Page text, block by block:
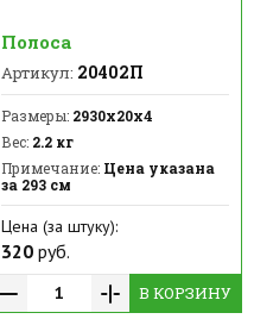
Полоса
Артикул: 20402П
Размеры:2930х20х4
Вес:2.2 кг
Примечание:Цена указана
за 293 см
Цена (за штуку):
320руб.
В КОРЗИНУ